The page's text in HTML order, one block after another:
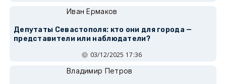
Иван Ермаков
Депутаты Севастополя: кто они для города —
представители или наблюдатели?
03/12/2025 17:36
Владимир Петров